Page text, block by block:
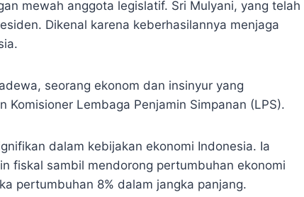
mewah anggota legislatif. Sri Mulyani, yang telah
Dikenal karena keberhasilannya menjaga
seorang ekonom dan insinyur yang
Lembaga Penjamin Simpanan (LPS).
dalam kebijakan ekonomi Indonesia. Ia
fiskal sambil mendorong pertumbuhan ekonomi
pertumbuhan 8% dalam jangka panjang.